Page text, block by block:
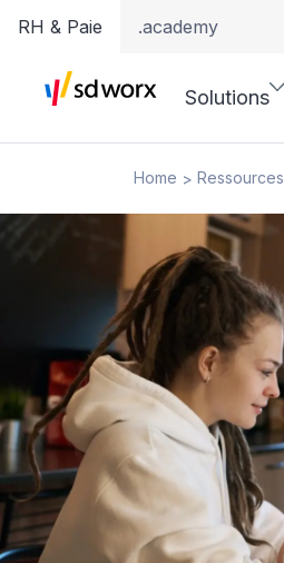
RH & Paie .academy
Solutions
Home > Ressources